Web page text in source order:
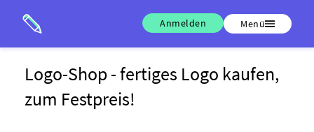
Anmelden Menü
Logo-Shop - fertiges Logo kaufen,
zum Festpreis!